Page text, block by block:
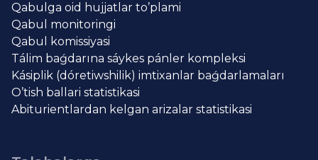
Qabulga oid hujjatlar to’plami
Qabul monitoringi
Qabul komissiyasi
Tálim baǵdarına sáykes pánler kompleksi
Kásiplik (dóretiwshilik) imtixanlar baǵdarlamaları
O’tish ballari statistikasi
Abiturientlardan kelgan arizalar statistikasi